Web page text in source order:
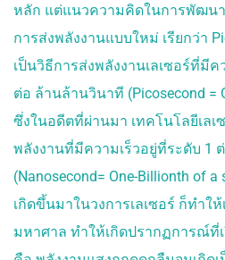
บริการ
EMT
กล้ามเนื้อ สล
NEW
บอกลาทุกปัญ
ส่วนเกิน
TWC STEM
เติมน้ำให้ผิวส
สาวเกาหลี
COOL
PRP
หลัก แต่แนวความคิดในการพัฒนา
การส่งพลังงานแบบใหม่ เรียกว่า
เป็นวิธีการส่งพลังงานเลเซอร์ที่มีค
ต่อ ล้านล้านวินาที (Picosecond =
ซึ่งในอดีตที่ผ่านมา เทคโนโลยีเล
พลังงานที่มีความเร็วอยู่ที่ระดับ 1
(Nanosecond= One-Billionth of
เกิดขึ้นมาในวงการเลเซอร์ ก็ทำใ
มหาศาล ทำให้เกิดปรากฏการณ์ที่